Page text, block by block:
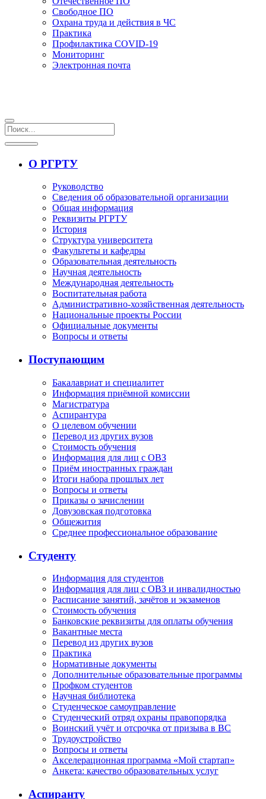
Свободное ПО
Охрана труда и действия в ЧС
Практика
Профилактика COVID-19
Мониторинг
Электронная почта
О РГРТУ
Руководство
Сведения об образовательной организации
Общая информация
Реквизиты РГРТУ
История
Структура университета
Факультеты и кафедры
Образовательная деятельность
Научная деятельность
Международная деятельность
Воспитательная работа
Административно-хозяйственная деятельность
Национальные проекты России
Официальные документы
Вопросы и ответы
Поступающим
Бакалавриат и специалитет
Информация приёмной комиссии
Магистратура
Аспирантура
О целевом обучении
Перевод из других вузов
Стоимость обучения
Информация для лиц с ОВЗ
Приём иностранных граждан
Итоги набора прошлых лет
Вопросы и ответы
Приказы о зачислении
Довузовская подготовка
Общежития
Среднее профессиональное образование
Студенту
Информация для студентов
Информация для лиц с ОВЗ и инвалидностью
Расписание занятий, зачётов и экзаменов
Стоимость обучения
Банковские реквизиты для оплаты обучения
Вакантные места
Перевод из других вузов
Практика
Нормативные документы
Дополнительные образовательные программы
Профком студентов
Научная библиотека
Студенческое самоуправление
Студенческий отряд охраны правопорядка
Воинский учёт и отсрочка от призыва в ВС
Трудоустройство
Вопросы и ответы
Акселерационная программа «Мой стартап»
Анкета: качество образовательных услуг
Аспиранту